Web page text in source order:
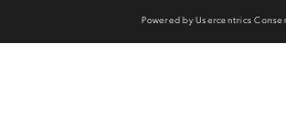
6 dagen per week